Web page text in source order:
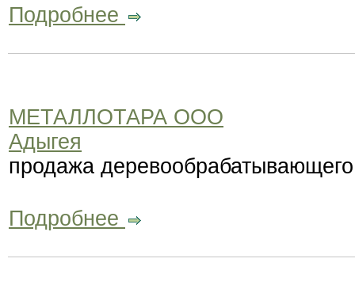
Подробнее
МЕТАЛЛОТАРА ООО
Адыгея
продажа
Подробнее